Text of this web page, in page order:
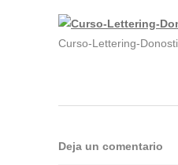
Curso-Lettering-Donosti
Deja un comentario